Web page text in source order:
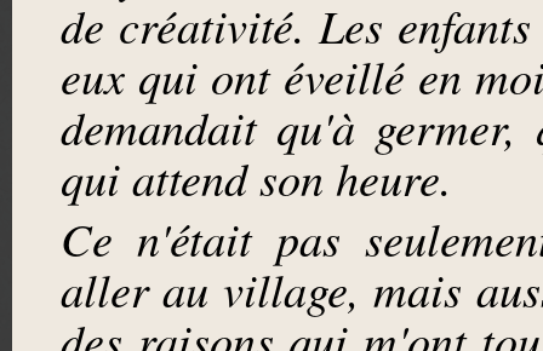
de créativité. Les
eux qui ont éveillé en
demandait qu'à
qui attend son heure.
Ce n'était pas
aller au village, mais